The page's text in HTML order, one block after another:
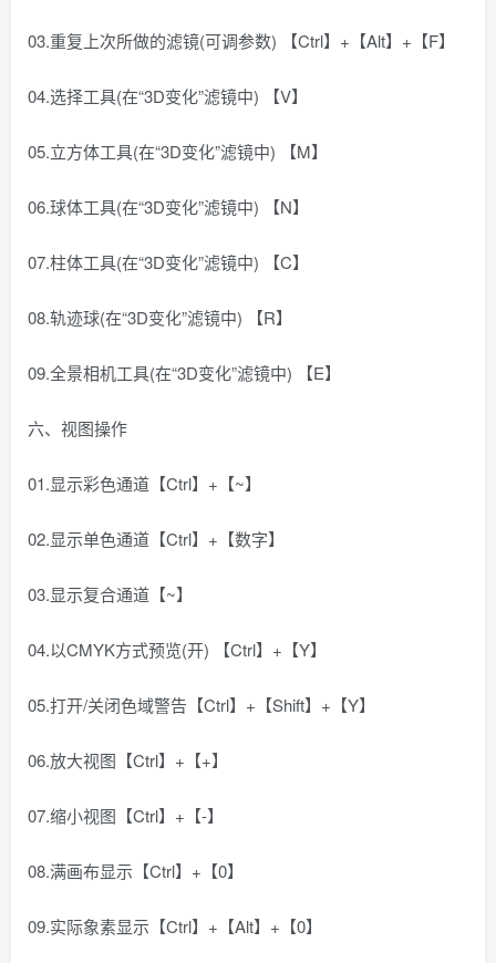
03.重复上次所做的滤镜(可调参数) 【Ctrl】+【Alt】+【F】
04.选择工具(在“3D变化”滤镜中) 【V】
05.立方体工具(在“3D变化”滤镜中) 【M】
06.球体工具(在“3D变化”滤镜中) 【N】
07.柱体工具(在“3D变化”滤镜中) 【C】
08.轨迹球(在“3D变化”滤镜中) 【R】
09.全景相机工具(在“3D变化”滤镜中) 【E】
六、视图操作
01.显示彩色通道【Ctrl】+【~】
02.显示单色通道【Ctrl】+【数字】
03.显示复合通道【~】
04.以CMYK方式预览(开) 【Ctrl】+【Y】
05.打开/关闭色域警告【Ctrl】+【Shift】+【Y】
06.放大视图【Ctrl】+【+】
07.缩小视图【Ctrl】+【-】
08.满画布显示【Ctrl】+【0】
09.实际象素显示【Ctrl】+【Alt】+【0】